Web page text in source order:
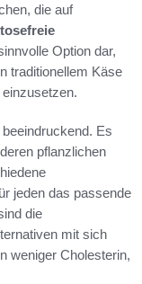
die auf
Option dar,
traditionellem Käse
Es
pflanzlichen
jeden das passende
die
mit sich
weniger Cholesterin,